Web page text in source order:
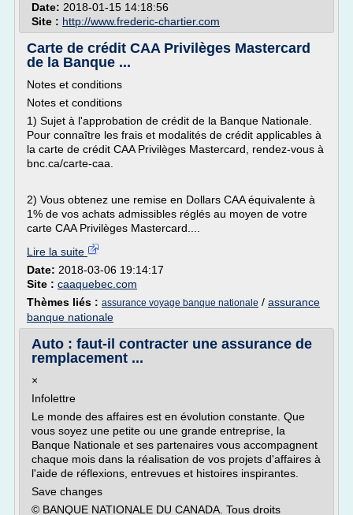
Date: 2018-01-15 14:18:56
Site : http://www.frederic-chartier.com
Carte de crédit CAA Privilèges Mastercard
de la Banque ...
Notes et conditions
Notes et conditions
1) Sujet à l'approbation de crédit de la Banque Nationale.
Pour connaître les frais et modalités de crédit applicables à
la carte de crédit CAA Privilèges Mastercard, rendez-vous à
bnc.ca/carte-caa.
2) Vous obtenez une remise en Dollars CAA équivalente à
1% de vos achats admissibles réglés au moyen de votre
carte CAA Privilèges Mastercard....
Lire la suite
Date: 2018-03-06 19:14:17
Site : caaquebec.com
Thèmes liés : assurance voyage banque nationale / assurance
banque nationale
Auto : faut-il contracter une assurance de
remplacement ...
×
Infolettre
Le monde des affaires est en évolution constante. Que
vous soyez une petite ou une grande entreprise, la
Banque Nationale et ses partenaires vous accompagnent
chaque mois dans la réalisation de vos projets d'affaires à
l'aide de réflexions, entrevues et histoires inspirantes.
Save changes
© BANQUE NATIONALE DU CANADA. Tous droits